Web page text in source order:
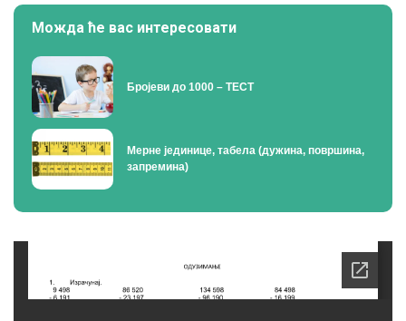
Можда ће вас интересовати
Бројеви до 1000 – ТЕСТ
Мерне јединице, табела (дужина, површина,
запремина)